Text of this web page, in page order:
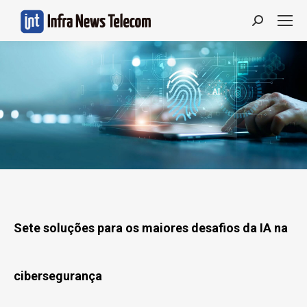
Search:
Sete soluções para os maiores desafios da IA na
cibersegurança